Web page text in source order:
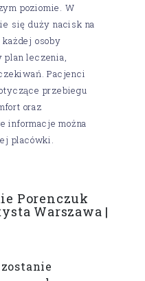
poziomie. W
się duży nacisk na
osoby
plan leczenia,
Pacjenci
przebiegu
oraz
informacje można
placówki.
Porenczuk
Warszawa |